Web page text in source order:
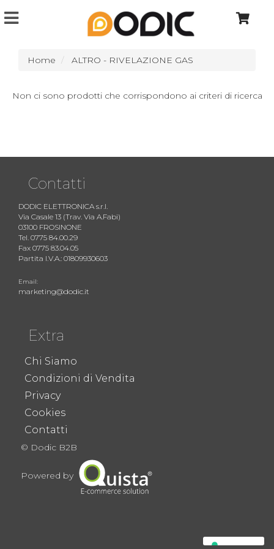
Home ALTRO - RIVELAZIONE GAS
Non ci sono prodotti che corrispondono ai criteri di ricerca
Contatti
DODIC ELETTRONICA s.r.l.
Via Casale 13 (Trav. Via A.Fabi)
03100 FROSINONE
Tel. 0775 84.00.29
Fax 0775 83.04.05
Partita I.V.A.: 01809930603
Email:
marketing@dodic.it
Extra
Chi Siamo
Condizioni di Vendita
Privacy
Cookies
Contatti
© Dodic B2B
Powered by